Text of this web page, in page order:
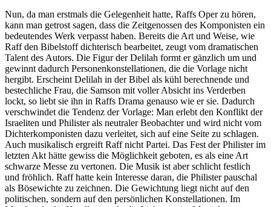
Nun, da man erstmals die Gelegenheit hatte, Raffs Oper zu hören,
kann man getrost sagen, dass die Zeitgenossen des Komponisten ein
bedeutendes Werk verpasst haben. Bereits die Art und Weise, wie
Raff den Bibelstoff dichterisch bearbeitet, zeugt vom dramatischen
Talent des Autors. Die Figur der Delilah formt er gänzlich um und
gewinnt dadurch Personenkonstellationen, die die Vorlage nicht
hergibt. Erscheint Delilah in der Bibel als kühl berechnende und
bestechliche Frau, die Samson mit voller Absicht ins Verderben
lockt, so liebt sie ihn in Raffs Drama genauso wie er sie. Dadurch
verschwindet die Tendenz der Vorlage: Man erlebt den Konflikt der
Israeliten und Philister als neutraler Beobachter und wird nicht vom
Dichterkomponisten dazu verleitet, sich auf eine Seite zu schlagen.
Auch musikalisch ergreift Raff nicht Partei. Das Fest der Philister im
letzten Akt hätte gewiss die Möglichkeit geboten, es als eine Art
schwarze Messe zu vertonen. Die Musik ist aber schlicht festlich
und fröhlich. Raff hatte kein Interesse daran, die Philister pauschal
als Bösewichte zu zeichnen. Die Gewichtung liegt nicht auf den
politischen, sondern auf den persönlichen Konstellationen. Im